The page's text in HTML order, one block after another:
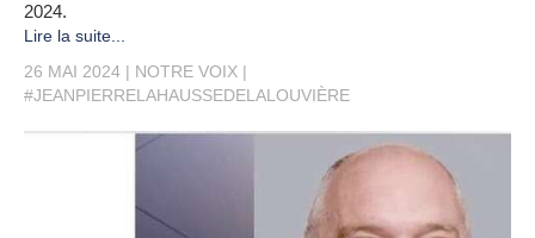
2024.
Lire la suite...
26 MAI 2024
NOTRE VOIX
#JEANPIERRELAHAUSSEDELALOUVIÈRE